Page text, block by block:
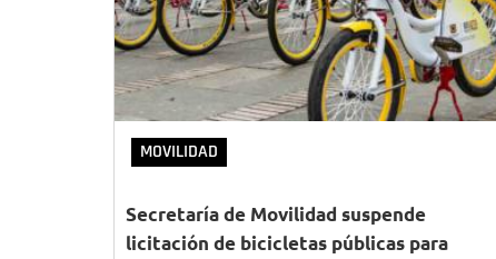
MOVILIDAD
Secretaría de Movilidad suspende
licitación de bicicletas públicas para